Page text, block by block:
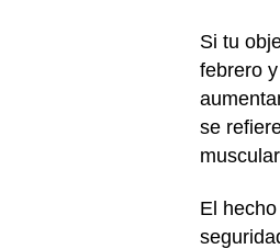
Si tu
febrero
se
El